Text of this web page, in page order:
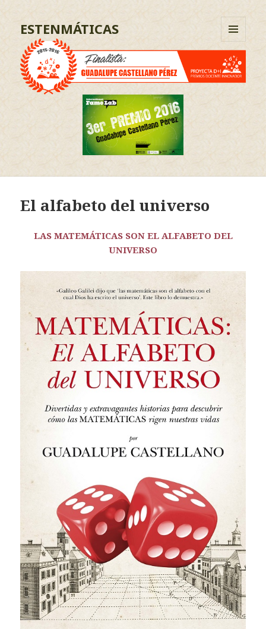
ESTENMÁTICAS
Y
WIDGETS
El alfabeto del universo
LAS MATEMÁTICAS SON EL ALFABETO DEL
UNIVERSO